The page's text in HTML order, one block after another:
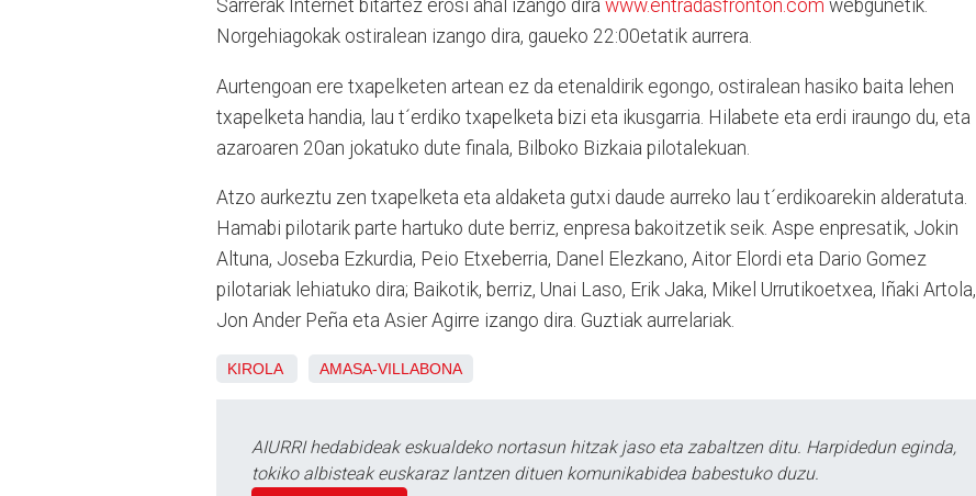
Sarrerak Internet bitartez erosi ahal izango dira www.entradasfronton.com webgunetik.
Norgehiagokak ostiralean izango dira, gaueko 22:00etatik aurrera.
Aurtengoan ere txapelketen artean ez da etenaldirik egongo, ostiralean hasiko baita lehen
txapelketa handia, lau t´erdiko txapelketa bizi eta ikusgarria. Hilabete eta erdi iraungo du, eta
azaroaren 20an jokatuko dute finala, Bilboko Bizkaia pilotalekuan.
Atzo aurkeztu zen txapelketa eta aldaketa gutxi daude aurreko lau t´erdikoarekin alderatuta.
Hamabi pilotarik parte hartuko dute berriz, enpresa bakoitzetik seik. Aspe enpresatik, Jokin
Altuna, Joseba Ezkurdia, Peio Etxeberria, Danel Elezkano, Aitor Elordi eta Dario Gomez
pilotariak lehiatuko dira; Baikotik, berriz, Unai Laso, Erik Jaka, Mikel Urrutikoetxea, Iñaki Artola,
Jon Ander Peña eta Asier Agirre izango dira. Guztiak aurrelariak.
KIROLA AMASA-VILLABONA
AIURRI hedabideak eskualdeko nortasun hitzak jaso eta zabaltzen ditu. Harpidedun eginda,
tokiko albisteak euskaraz lantzen dituen komunikabidea babestuko duzu.